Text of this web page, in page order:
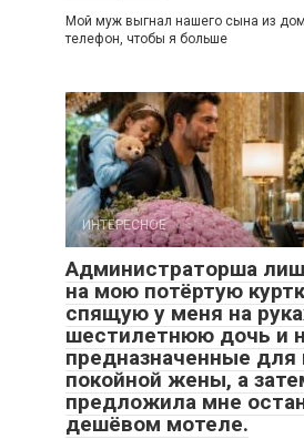
Мой муж выгнал нашего сына из
телефон, чтобы я больше
ИНТЕРЕСНОЕ
Администраторша
на мою потёртую
спящую у меня на
шестилетнюю дочь и
предназначенные для
покойной жены, а
предложила мне
дешёвом мотеле.